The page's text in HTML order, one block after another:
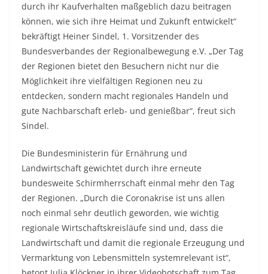
durch ihr Kaufverhalten maßgeblich dazu beitragen
können, wie sich ihre Heimat und Zukunft entwickelt“
bekräftigt Heiner Sindel, 1. Vorsitzender des
Bundesverbandes der Regionalbewegung e.V. „Der Tag
der Regionen bietet den Besuchern nicht nur die
Möglichkeit ihre vielfältigen Regionen neu zu
entdecken, sondern macht regionales Handeln und
gute Nachbarschaft erleb- und genießbar“, freut sich
Sindel.
Die Bundesministerin für Ernährung und
Landwirtschaft gewichtet durch ihre erneute
bundesweite Schirmherrschaft einmal mehr den Tag
der Regionen. „Durch die Coronakrise ist uns allen
noch einmal sehr deutlich geworden, wie wichtig
regionale Wirtschaftskreisläufe sind und, dass die
Landwirtschaft und damit die regionale Erzeugung und
Vermarktung von Lebensmitteln systemrelevant ist“,